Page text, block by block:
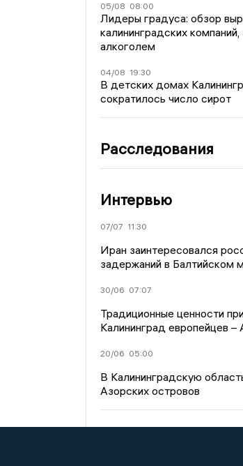
05/08 08:00
Лидеры градуса: обзор
калининградских
алкоголем
04/08 19:30
В детских домах
сократилось число сирот
Расследования
Интервью
07/07 11:30
Иран заинтересовался
задержаний в Балтийском
30/06 07:07
Традиционные ценности
Калининград европейцев
20/06 05:00
В Калининградскую
Азорских островов